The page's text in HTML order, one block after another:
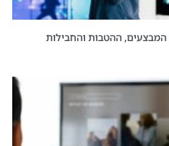
המבצעים, ההטבות והחבילות